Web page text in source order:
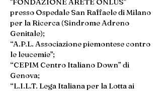
presso Ospedale San Raffaele di Milano
per la Ricerca (Sindrome Adreno
Genitale);
“A.P.L. Associazione piemontese contro
le leucemie”;
“CEPIM Centro Italiano Down” di
Genova;
“L.I.L.T. Lega Italiana per la Lotta ai